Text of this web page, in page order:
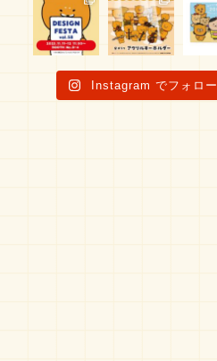
Instagram でフォロー